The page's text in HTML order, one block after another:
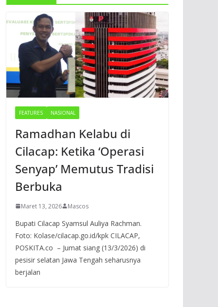
FEATURES NASIONAL
Ramadhan Kelabu di
Cilacap: Ketika ‘Operasi
Senyap’ Memutus Tradisi
Berbuka
Maret 13, 2026 Mascos
Bupati Cilacap Syamsul Auliya Rachman.
Foto: Kolase/cilacap.go.id/kpk CILACAP,
POSKITA.co – Jumat siang (13/3/2026) di
pesisir selatan Jawa Tengah seharusnya
berjalan